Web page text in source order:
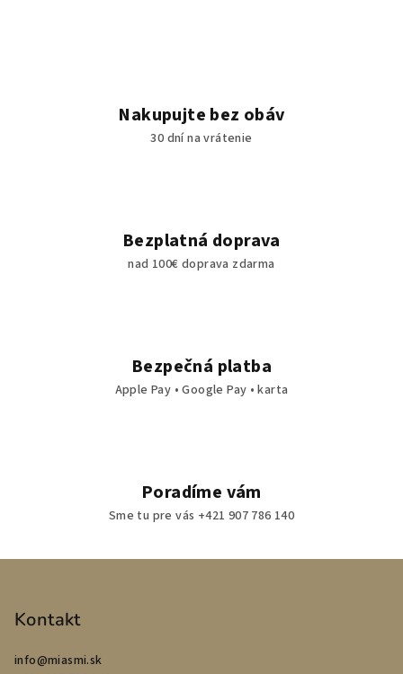
Nakupujte bez obáv
30 dní na vrátenie
Bezplatná doprava
nad 100€ doprava zdarma
Bezpečná platba
Apple Pay • Google Pay • karta
Poradíme vám
Sme tu pre vás +421 907 786 140
Kontakt
info@miasmi.sk